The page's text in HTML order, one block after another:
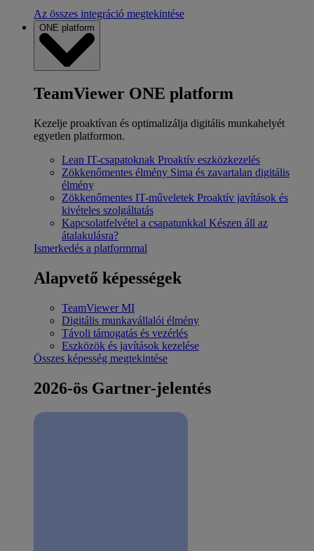
Az összes integráció megtekintése
ONE platform
TeamViewer ONE platform
Kezelje proaktívan és optimalizálja digitális munkahelyét
egyetlen platformon.
Lean IT-csapatoknak Proaktív eszközkezelés
Zökkenőmentes élmény Sima és zavartalan digitális
élmény
Zökkenőmentes IT-műveletek Proaktív javítások és
kivételes szolgáltatás
Kapcsolatfelvétel a csapatunkkal Készen áll az
átalakulásra?
Ismerkedés a platformmal
Alapvető képességek
TeamViewer MI
Digitális munkavállalói élmény
Távoli támogatás és vezérlés
Eszközök és javítások kezelése
Összes képesség megtekintése
2026-ös Gartner-jelentés